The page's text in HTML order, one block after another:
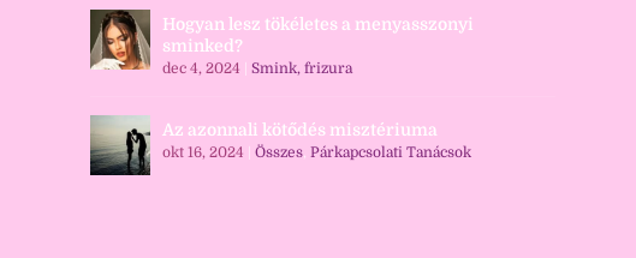
Hogyan lesz tökéletes a menyasszonyi
sminked?
dec 4, 2024 Smink, frizura
Az azonnali kötődés misztériuma
okt 16, 2024 Összes, Párkapcsolati Tanácsok